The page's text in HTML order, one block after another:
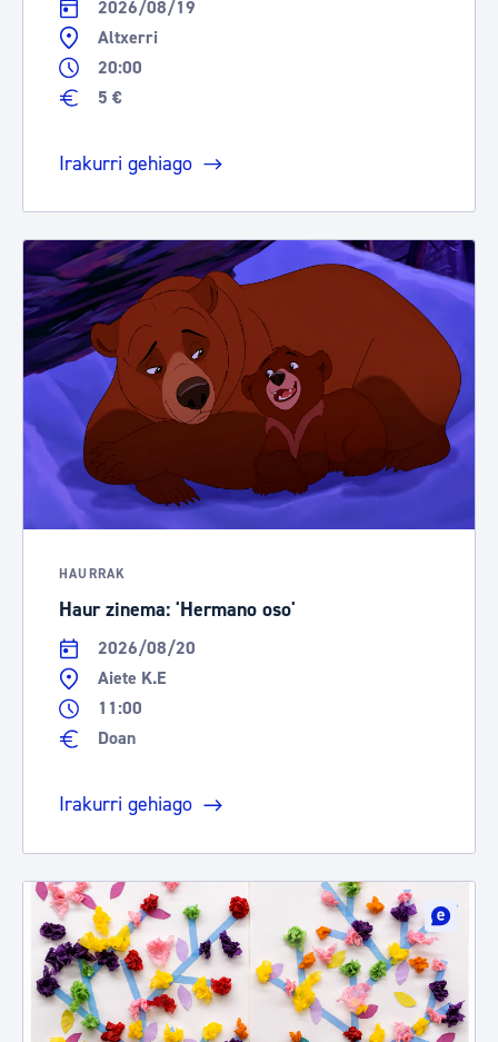
2026/08/19
Altxerri
20:00
5 €
Irakurri gehiago
HAURRAK
Haur zinema: 'Hermano oso'
2026/08/20
Aiete K.E
11:00
Doan
Irakurri gehiago